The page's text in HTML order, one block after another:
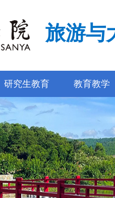
旅游与
研究生教育 教育教学